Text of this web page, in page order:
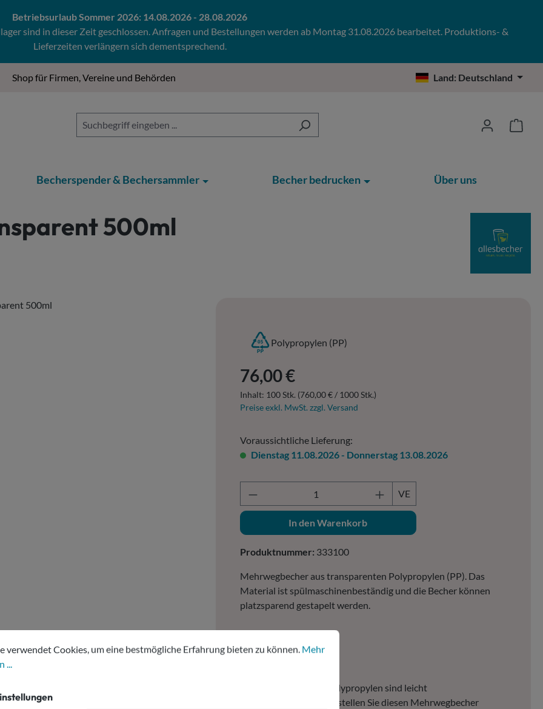
Betriebsurlaub Sommer 2026: 14.08.2026 - 28.08.2026
sind in dieser Zeit geschlossen. Anfragen und Bestellungen werden ab Montag 31.08.2026 bearbeitet. Produktions- &
Lieferzeiten verlängern sich dementsprechend.
Shop für Firmen, Vereine und Behörden Land: Deutschland
Becherspender & Bechersammler Becher bedrucken Über uns
500ml
Polypropylen (PP)
Regulärer Preis:
76,00 €
Inhalt: 100 Stk. (760,00 € / 1000 Stk.)
Preise exkl. MwSt. zzgl. Versand
Voraussichtliche Lieferung:
Dienstag 11.08.2026 - Donnerstag 13.08.2026
Produkt Anzahl: Gib den gewünschten Wert
VE
In den Warenkorb
Produktnummer: 333100
Mehrwegbecher aus transparenten Polypropylen (PP). Das
Material ist spülmaschinenbeständig und die Becher können
platzsparend gestapelt werden.
100 Stk. pro VPE
Mehrwegbecher aus Polypropylen sind leicht
milchig/transparent. Bestellen Sie diesen Mehrwegbecher
Cookies, um eine bestmögliche Erfahrung bieten zu können.
Mehr Informationen ...
verwendet Cookies, um eine bestmögliche Erfahrung bieten zu können. Mehr